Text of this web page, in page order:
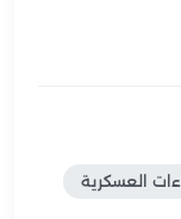
العسكرية